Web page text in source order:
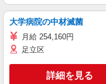
大学病院の中材滅菌
月給 254,160円
足立区
詳細を見る